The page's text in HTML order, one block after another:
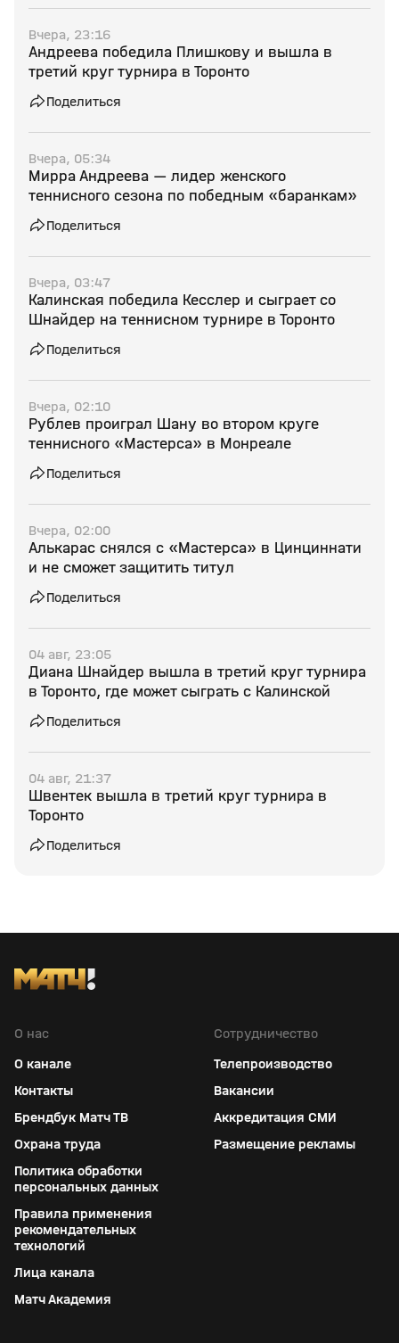
Вчера, 23:16
Андреева победила Плишкову и вышла в
третий круг турнира в Торонто
Поделиться
Вчера, 05:34
Мирра Андреева — лидер женского
теннисного сезона по победным «баранкам»
Поделиться
Вчера, 03:47
Калинская победила Кесслер и сыграет со
Шнайдер на теннисном турнире в Торонто
Поделиться
Вчера, 02:10
Рублев проиграл Шану во втором круге
теннисного «Мастерса» в Монреале
Поделиться
Вчера, 02:00
Алькарас снялся с «Мастерса» в Цинциннати
и не сможет защитить титул
Поделиться
04 авг, 23:05
Диана Шнайдер вышла в третий круг турнира
в Торонто, где может сыграть с Калинской
Поделиться
04 авг, 21:37
Швентек вышла в третий круг турнира в
Торонто
Поделиться
О нас
О канале
Контакты
Брендбук Матч ТВ
Охрана труда
Политика обработки
персональных данных
Правила применения
рекомендательных
технологий
Лица канала
Матч Академия
Сотрудничество
Телепроизводство
Вакансии
Аккредитация СМИ
Размещение рекламы